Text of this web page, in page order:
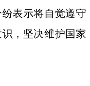
表示将自觉遵守
，坚决维护国家